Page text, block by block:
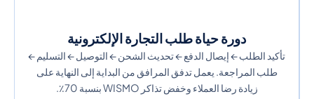
دورة حياة طلب التجارة الإلكترونية
تأكيد الطلب ← إيصال الدفع ← تحديث الشحن ← التوصيل ← التسليم ←
طلب المراجعة. يعمل تدفق المرافق من البداية إلى النهاية على
زيادة رضا العملاء وخفض تذاكر WISMO بنسبة 70٪.